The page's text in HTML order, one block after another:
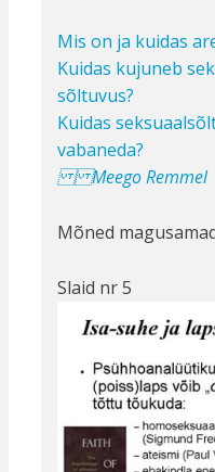
Mis on ja kuidas
Kuidas kujuneb
sõltuvus?
Kuidas
vabaneda?
Meego Remmel
Mõned
Slaid nr 5